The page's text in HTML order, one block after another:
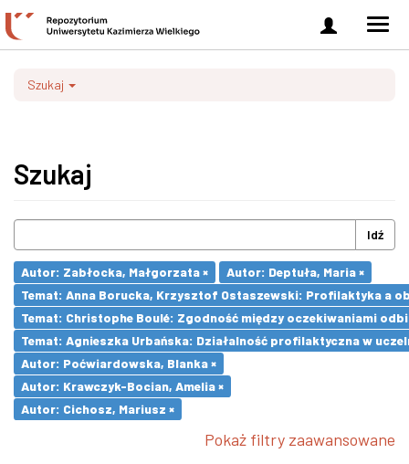
Zaloguj
się
Szukaj
Szukaj
Idź
Autor: Zabłocka, Małgorzata ×
Autor: Deptuła, Maria ×
Temat: Anna Borucka, Krzysztof Ostaszewski: Profilaktyka a
Temat: Christophe Boulé: Zgodność między oczekiwaniami
Temat: Agnieszka Urbańska: Działalność profilaktyczna w
Autor: Poćwiardowska, Blanka ×
Autor: Krawczyk-Bocian, Amelia ×
Autor: Cichosz, Mariusz ×
Pokaż filtry zaawansowane